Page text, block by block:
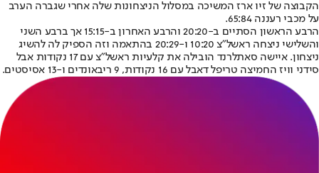
הקבוצה של זיו ארז המשיכה במסלול הניצחונות שלה אחרי שגברה הערב
על מכבי רעננה 65:84.
הרבע הראשון הסתיים ב-20:20 והרבע האחרון ב-15:15 אך ברבע השני
והשלישי ניצחה ראשל"צ 10:20 ו-20:29 בהתאמה וזה הספיק לה להשיג
ניצחון. איישה סאתלרנד הובילה את קלעיות ראשל"צ עם 17 נקודות אבל
סידני וויז החמיצה טריפל דאבל עם 16 נקודות, 9 ריבאונדים ו-13 אסיסטים.